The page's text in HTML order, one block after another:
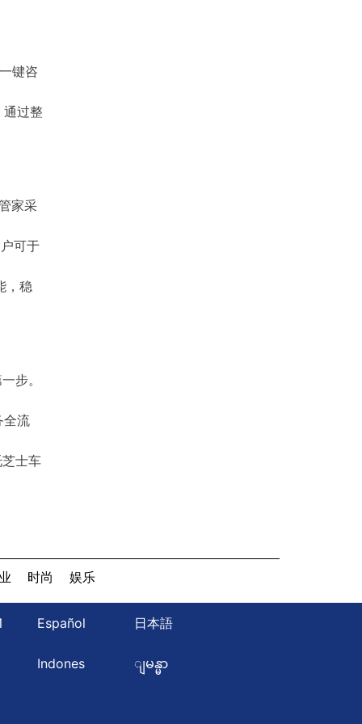
键咨
通过整
家采
可于
，稳
步。
全流
士车
时尚 娱乐
Español 日本語
Indones ျမန္မာ